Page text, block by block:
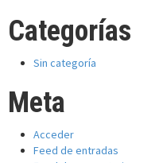
Categorías
Sin categoría
Meta
Acceder
Feed de entradas